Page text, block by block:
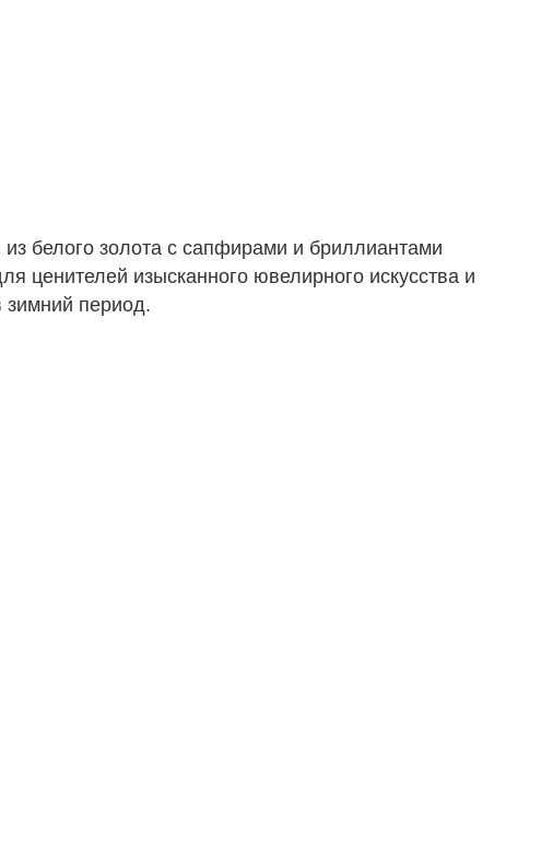
белого золота с сапфирами и бриллиантами
ценителей изысканного ювелирного искусства и
зимний период.